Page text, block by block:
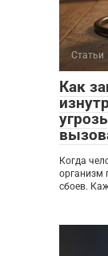
Статьи
Как
Когда
организм
сбоев.